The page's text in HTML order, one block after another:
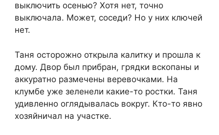
выключить осенью? Хотя нет, точно
выключала. Может, соседи? Но у них ключей
нет.
Таня осторожно открыла калитку и прошла к
дому. Двор был прибран, грядки вскопаны и
аккуратно размечены веревочками. На
клумбе уже зеленели какие-то ростки. Таня
удивленно оглядывалась вокруг. Кто-то явно
хозяйничал на участке.